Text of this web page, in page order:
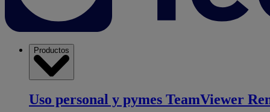
Productos
Uso personal y pymes TeamViewer